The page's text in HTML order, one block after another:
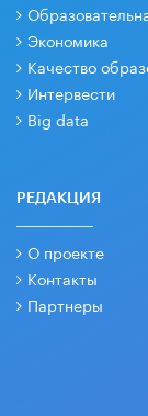
Экономика
Качество
Интервести
Big data
РЕДАКЦИЯ
О проекте
Контакты
Партнеры